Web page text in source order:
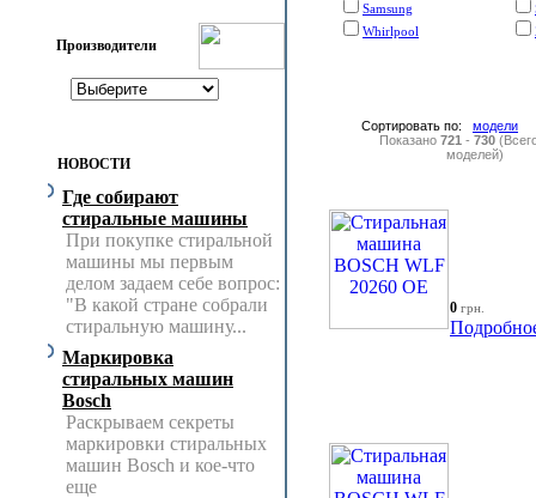
Производители
НОВОСТИ
Где собирают
стиральные машины
При покупке стиральной
машины мы первым
делом задаем себе вопрос:
"В какой стране собрали
стиральную машину...
Маркировка
стиральных машин
Bosch
Раскрываем секреты
маркировки стиральных
машин Bosch и кое-что
еще
Samsung
Whirlpool
Сортировать по: модели
Показано 721 - 730
моделей)
0 грн.